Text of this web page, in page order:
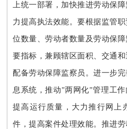
上统一部署，加快推进劳动保
力提高执法效能。要根据监管
位数量、劳动者数量及劳动保
要指标，兼顾辖区面积、交通
配备劳动保障监察员。进一步
息系统，推动"两网化"管理工作
提高运行质量，大力推行网上
件，提高案件处理效能。推进